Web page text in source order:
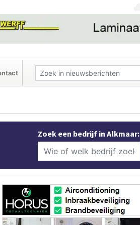
Zoek een bedrijf in Alkmaar: